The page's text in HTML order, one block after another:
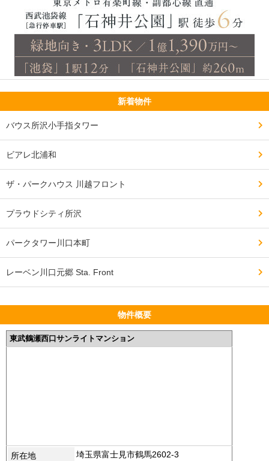
新着物件
バウス所沢小手指タワー
ビアレ北浦和
ザ・パークハウス 川越フロント
プラウドシティ所沢
パークタワー川口本町
レーベン川口元郷 Sta. Front
物件概要
東武鶴瀬西口サンライトマンション
所在地 埼玉県富士見市鶴馬2602-3